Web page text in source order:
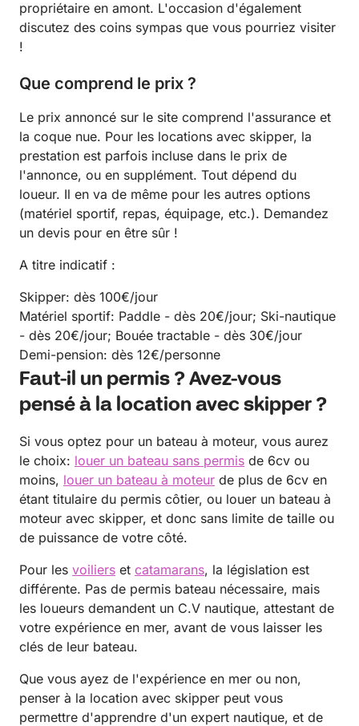
propriétaire en amont. L'occasion d'également
discutez des coins sympas que vous pourriez visiter
!
Que comprend le prix ?
Le prix annoncé sur le site comprend l'assurance et
la coque nue. Pour les locations avec skipper, la
prestation est parfois incluse dans le prix de
l'annonce, ou en supplément. Tout dépend du
loueur. Il en va de même pour les autres options
(matériel sportif, repas, équipage, etc.). Demandez
un devis pour en être sûr !
A titre indicatif :
Skipper: dès 100€/jour
Matériel sportif: Paddle - dès 20€/jour; Ski-nautique
- dès 20€/jour; Bouée tractable - dès 30€/jour
Demi-pension: dès 12€/personne
Faut-il un permis ? Avez-vous
pensé à la location avec skipper ?
Si vous optez pour un bateau à moteur, vous aurez
le choix: louer un bateau sans permis de 6cv ou
moins, louer un bateau à moteur de plus de 6cv en
étant titulaire du permis côtier, ou louer un bateau à
moteur avec skipper, et donc sans limite de taille ou
de puissance de votre côté.
Pour les voiliers et catamarans, la législation est
différente. Pas de permis bateau nécessaire, mais
les loueurs demandent un C.V nautique, attestant de
votre expérience en mer, avant de vous laisser les
clés de leur bateau.
Que vous ayez de l'expérience en mer ou non,
penser à la location avec skipper peut vous
permettre d'apprendre d'un expert nautique, et de